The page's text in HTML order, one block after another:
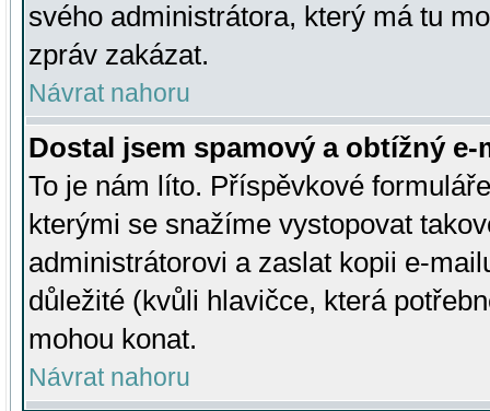
svého administrátora, který má tu
zpráv zakázat.
Návrat nahoru
Dostal jsem spamový a obtížný
To je nám líto. Příspěvkové
kterými se snažíme vystopovat
administrátorovi a zaslat kopii e-
důležité (kvůli hlavičce, která
mohou konat.
Návrat nahoru